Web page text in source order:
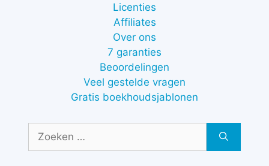
Licenties
Affiliates
Over ons
7 garanties
Beoordelingen
Veel gestelde vragen
Gratis boekhoudsjablonen
naar: